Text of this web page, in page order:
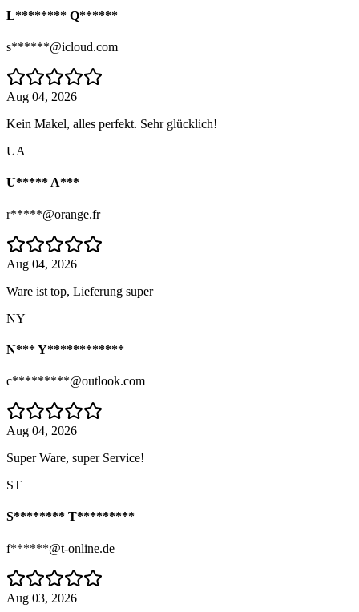
L******** Q******
s******@icloud.com
Aug 04, 2026
Kein Makel, alles perfekt. Sehr glücklich!
UA
U***** A***
r*****@orange.fr
Aug 04, 2026
Ware ist top, Lieferung super
NY
N*** Y************
c*********@outlook.com
Aug 04, 2026
Super Ware, super Service!
ST
S******** T*********
f******@t-online.de
Aug 03, 2026